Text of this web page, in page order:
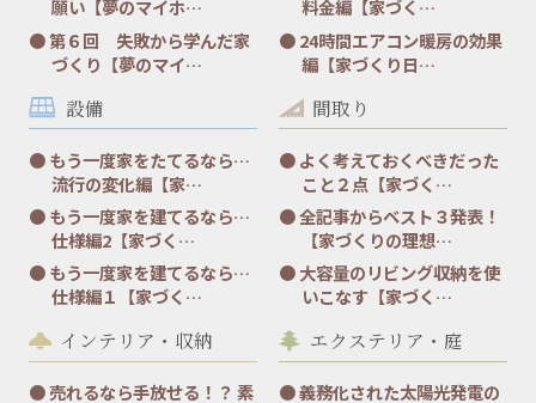
願い【夢のマイホ…
第６回 失敗から学んだ家
づくり【夢のマイ…
料金編【家づく…
24時間エアコン暖房の効果
編【家づくり日…
設備
もう一度家をたてるなら…
流行の変化編【家…
もう一度家を建てるなら…
仕様編2【家づく…
もう一度家を建てるなら…
仕様編１【家づく…
間取り
よく考えておくべきだった
こと２点【家づく…
全記事からベスト３発表！
【家づくりの理想…
大容量のリビング収納を使
いこなす【家づく…
インテリア・収納
売れるなら手放せる！？ 素
エクステリア・庭
義務化された太陽光発電の